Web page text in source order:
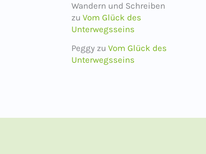
Wandern und Schreiben
zu Vom Glück des
Unterwegsseins
Peggy zu Vom Glück des
Unterwegsseins